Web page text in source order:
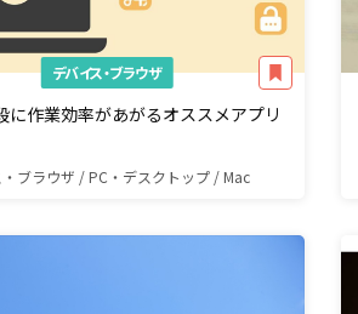
デバイス・ブラウザ
に作業効率があがるオススメアプリ
ブラウザ / PC・デスクトップ / Mac